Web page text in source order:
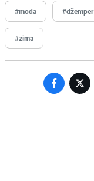
#moda #džemper
#zima